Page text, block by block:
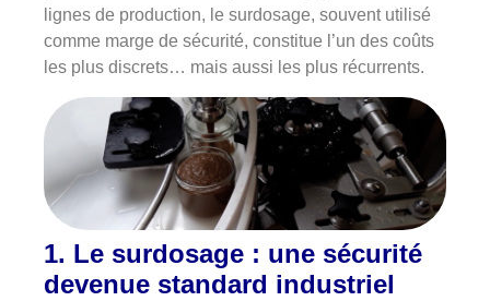
lignes de production, le surdosage, souvent utilisé
comme marge de sécurité, constitue l’un des coûts
les plus discrets… mais aussi les plus récurrents.
1. Le surdosage : une sécurité
devenue standard industriel